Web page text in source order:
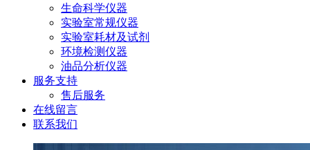
生命科学仪器
实验室常规仪器
实验室耗材及试剂
环境检测仪器
油品分析仪器
服务支持
售后服务
在线留言
联系我们